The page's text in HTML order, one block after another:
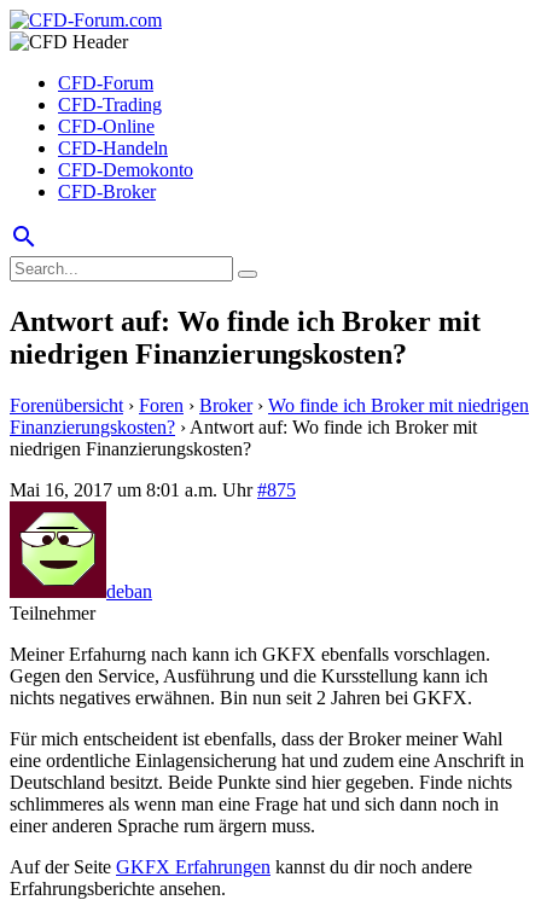
CFD-Forum
CFD-Trading
CFD-Online
CFD-Handeln
CFD-Demokonto
CFD-Broker
search
Antwort auf: Wo finde ich Broker mit
niedrigen Finanzierungskosten?
Forenübersicht › Foren › Broker › Wo finde ich Broker mit niedrigen
Finanzierungskosten? › Antwort auf: Wo finde ich Broker mit
niedrigen Finanzierungskosten?
Mai 16, 2017 um 8:01 a.m. Uhr #875
deban
Teilnehmer
Meiner Erfahurng nach kann ich GKFX ebenfalls vorschlagen.
Gegen den Service, Ausführung und die Kursstellung kann ich
nichts negatives erwähnen. Bin nun seit 2 Jahren bei GKFX.
Für mich entscheident ist ebenfalls, dass der Broker meiner Wahl
eine ordentliche Einlagensicherung hat und zudem eine Anschrift in
Deutschland besitzt. Beide Punkte sind hier gegeben. Finde nichts
schlimmeres als wenn man eine Frage hat und sich dann noch in
einer anderen Sprache rum ärgern muss.
Auf der Seite GKFX Erfahrungen kannst du dir noch andere
Erfahrungsberichte ansehen.